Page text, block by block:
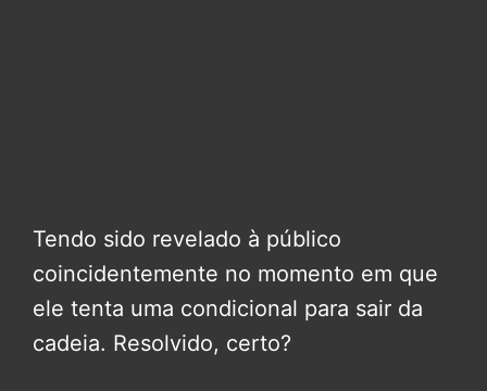
Tendo sido revelado à público
coincidentemente no momento em que
ele tenta uma condicional para sair da
cadeia. Resolvido, certo?